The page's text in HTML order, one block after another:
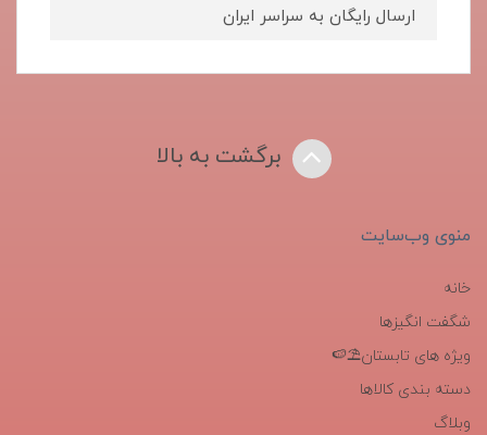
ارسال رایگان به سراسر ایران
برگشت به بالا
منوی وب‌سایت
خانه
شگفت انگیزها
ویژه های تابستان⛱️🍉
دسته بندی کالاها
وبلاگ